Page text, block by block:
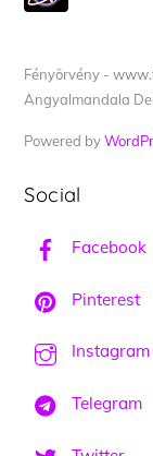
Fényörvény -
Angyalmandala
Powered by
Social
Facebook
Pinterest
Instagram
Telegram